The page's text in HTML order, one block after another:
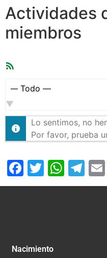
Actividades
miembros
Mostrar:
Lo sentimos, no
Por favor, prueba
Facebook
Twitter
Nacimiento